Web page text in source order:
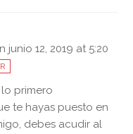
junio 12, 2019 at 5:20
lo primero
te hayas puesto en
debes acudir al